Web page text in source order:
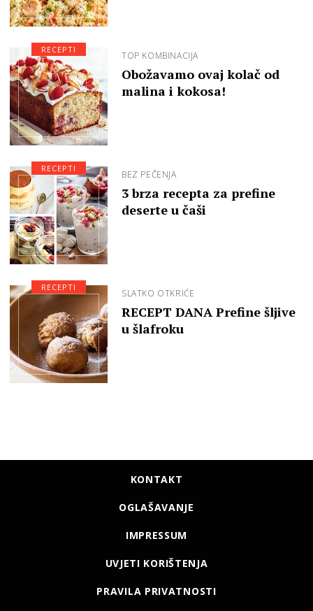
TOP KOMBINACIJA
Obožavamo ovaj kolač od
malina i kokosa!
RECEPTI
BEZ PEČENJA
3 brza recepta za prefine
deserte u čaši
RECEPTI
SLATKO OTKRIĆE
RECEPT DANA Prefine šljive
u šlafroku
RECEPTI
KONTAKT
OGLAŠAVANJE
IMPRESSUM
UVJETI KORIŠTENJA
PRAVILA PRIVATNOSTI